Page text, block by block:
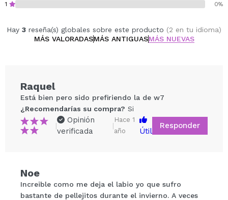
1 0%
Hay 3 reseña(s) globales sobre este producto (2 en tu idioma)
MÁS VALORADASMÁS ANTIGUASMÁS NUEVAS
Compartir un vídeo o una foto
Tu vídeo podría ser el primero. Imagínatelo...
Raquel
Está bien pero sido prefiriendo la de w7
¿Recomendarías su compra? Si
|
Opinión
verificada
|
Hace 1
año
Útil
Responder
Noe
Increible como me deja el labio yo que sufro
bastante de pellejitos durante el invierno. A veces